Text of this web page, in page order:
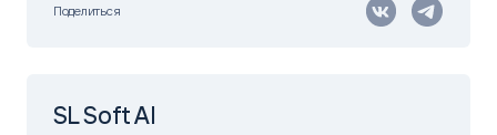
Поделиться
SL Soft AI